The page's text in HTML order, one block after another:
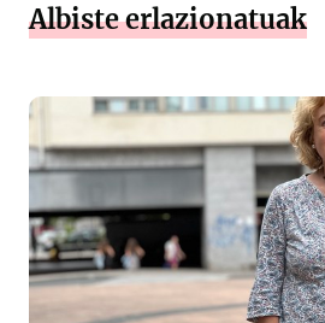
Albiste erlazionatuak